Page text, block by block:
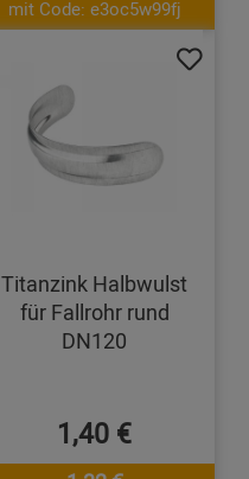
mit Code: e3oc5w99fj
Titanzink Halbwulst
für Fallrohr rund
DN120
1,40 €